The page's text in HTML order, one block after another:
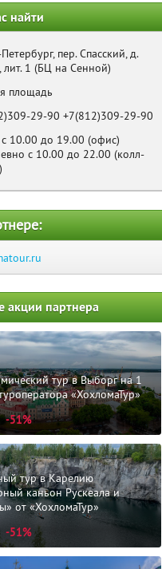
найти
пер. Спасский, д.
лит. 1 (БЦ на Сенной)
площадь
29-90 +7(812)309-29-90
с 10.00 до 19.00 (офис)
с 10.00 до 22.00 (колл-
акции партнера
тур в Выборг на 1
«ХохломаТур»
-51%
тур в Карелию
каньон Рускеала и
от «ХохломаТур»
-51%